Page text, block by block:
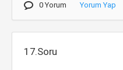
0 Yorum Yorum Yap
17.Soru